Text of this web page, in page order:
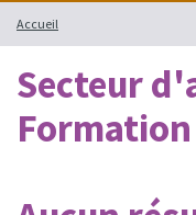
Accueil
Secteur
Formation